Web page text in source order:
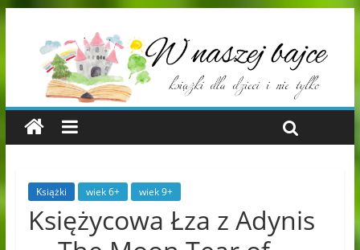
Książki wiek 6+ wiek 9+
Księżycowa Łza z Adynis